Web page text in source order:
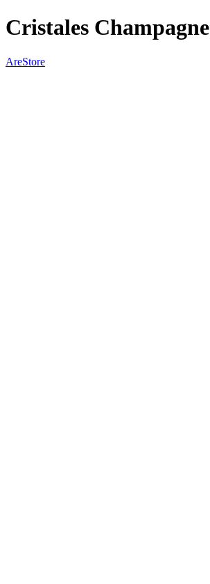
Cristales Champagne
AreStore